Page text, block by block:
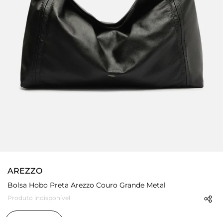
AREZZO
Bolsa Hobo Preta Arezzo Couro Grande Metal
Produto indisponível